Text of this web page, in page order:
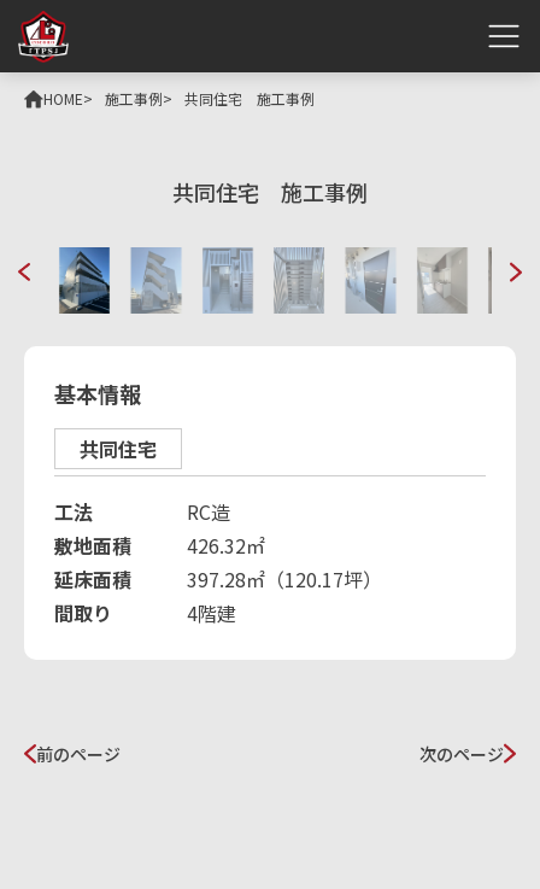
HOME 施工事例 共同住宅 施工事例
共同住宅 施工事例
基本情報
共同住宅
工法
RC造
敷地面積
426.32㎡
延床面積
397.28㎡（120.17坪）
間取り
4階建
前のページ 次のページ